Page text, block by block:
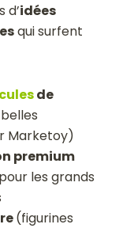
d’idées
qui surfent
de
Marketoy)
premium
les grands
(figurines